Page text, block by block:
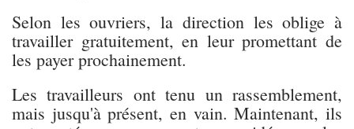
Selon les ouvriers, la direction les oblige à
travailler gratuitement, en leur promettant de
les payer prochainement.
Les travailleurs ont tenu un rassemblement,
mais jusqu'à présent, en vain. Maintenant, ils